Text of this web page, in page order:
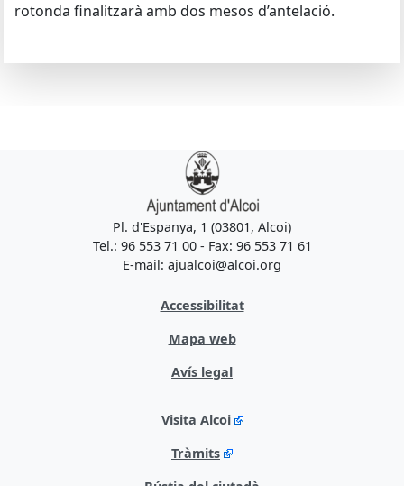
rotonda finalitzarà amb dos mesos d’antelació.
Pl. d'Espanya, 1 (03801, Alcoi)
Tel.: 96 553 71 00 - Fax: 96 553 71 61
E-mail: ajualcoi@alcoi.org
Accessibilitat
Mapa web
Avís legal
Visita Alcoi
Tràmits